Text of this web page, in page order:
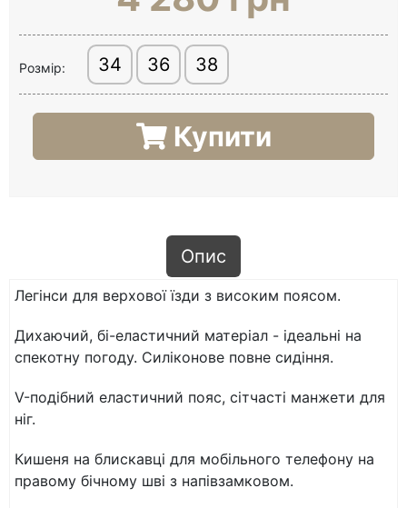
Розмір: 34 36 38
Купити
Опис
Легінси для верхової їзди з високим поясом.
Дихаючий, бі-еластичний матеріал - ідеальні на
спекотну погоду. Силіконове повне сидіння.
V-подібний еластичний пояс, сітчасті манжети для
ніг.
Кишеня на блискавці для мобільного телефону на
правому бічному шві з напівзамковом.